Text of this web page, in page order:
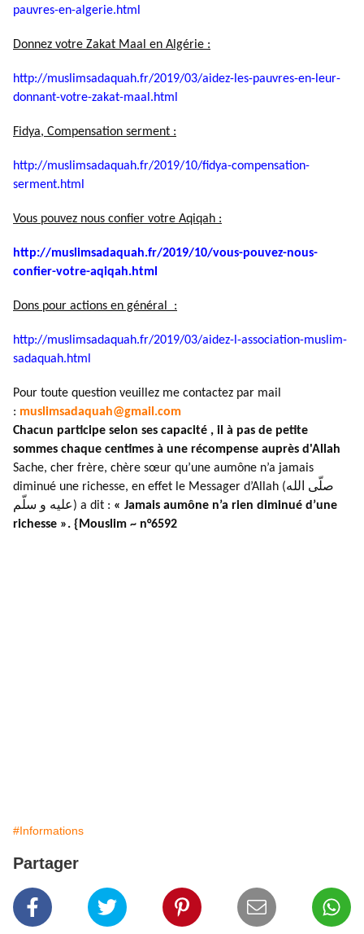
pauvres-en-algerie.html
Donnez votre Zakat Maal en Algérie :
http://muslimsadaquah.fr/2019/03/aidez-les-pauvres-en-leur-
donnant-votre-zakat-maal.html
Fidya, Compensation serment :
http://muslimsadaquah.fr/2019/10/fidya-compensation-
serment.html
Vous pouvez nous confier votre Aqiqah :
http://muslimsadaquah.fr/2019/10/vous-pouvez-nous-
confier-votre-aqiqah.html
Dons pour actions en général :
http://muslimsadaquah.fr/2019/03/aidez-l-association-muslim-
sadaquah.html
Pour toute question veuillez me contactez par mail
: muslimsadaquah@gmail.com
Chacun participe selon ses capacité , il à pas de petite
sommes chaque centimes à une récompense auprès d'Allah
Sache, cher frère, chère sœur qu’une aumône n’a jamais
diminué une richesse, en effet le Messager d’Allah (صلّى الله
عليه و سلّم) a dit : « Jamais aumône n’a rien diminué d’une
richesse ». {Mouslim ~ n°6592
#Informations
Partager